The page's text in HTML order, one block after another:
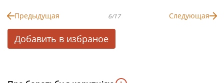
Предыдущая 6/17 Следующая
Добавить в избраное